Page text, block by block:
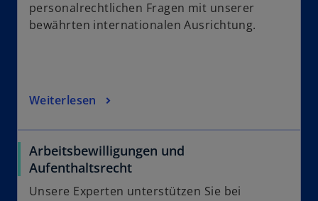
personalrechtlichen Fragen mit unserer
bewährten internationalen Ausrichtung.
Weiterlesen
Arbeitsbewilligungen und
Aufenthaltsrecht
Unsere Experten unterstützen Sie bei